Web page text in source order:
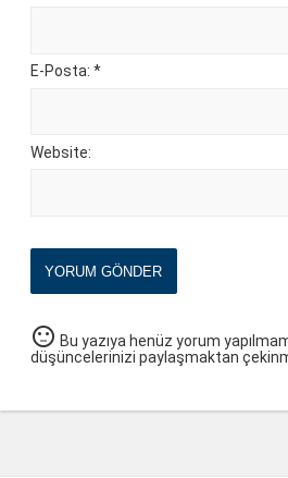
E-Posta: *
Website:
YORUM GÖNDER
sentiment_neutral Bu yazıya henüz yorum
düşüncelerinizi paylaşmaktan